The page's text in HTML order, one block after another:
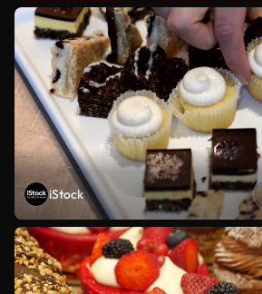
iStock